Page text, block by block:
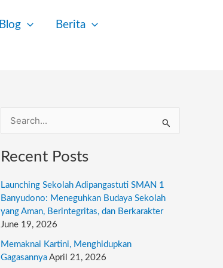
Blog
Berita
a
c
h
Recent Posts
Launching Sekolah Adipangastuti SMAN 1
Banyudono: Meneguhkan Budaya Sekolah
yang Aman, Berintegritas, dan Berkarakter
June 19, 2026
Memaknai Kartini, Menghidupkan
Gagasannya April 21, 2026